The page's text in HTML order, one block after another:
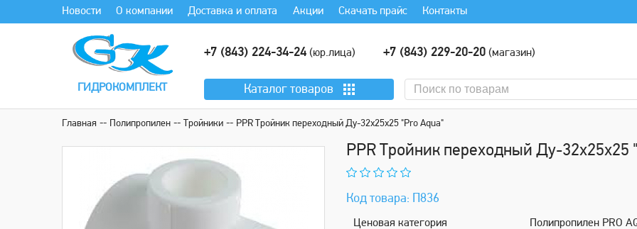
Новости О компании Доставка и оплата Акции Скачать прайс Контакты
ГИДРОКОМПЛЕКТ
+7 (843) 224-34-24 (юр.лица) +7 (843) 229-20-20(магазин)
Каталог товаров
Главная Полипропилен Тройники PPR Тройник переходный Ду-32х25х25 "Pro Aqua"
PPR Тройник переходный Ду-32х25х25
Код товара: П836
Ценовая категория Полипропилен PRO